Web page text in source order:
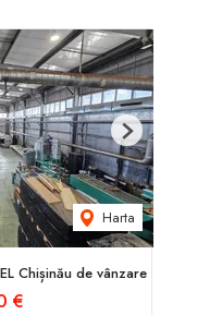
Harta
Next
Chișinău de vânzare
€